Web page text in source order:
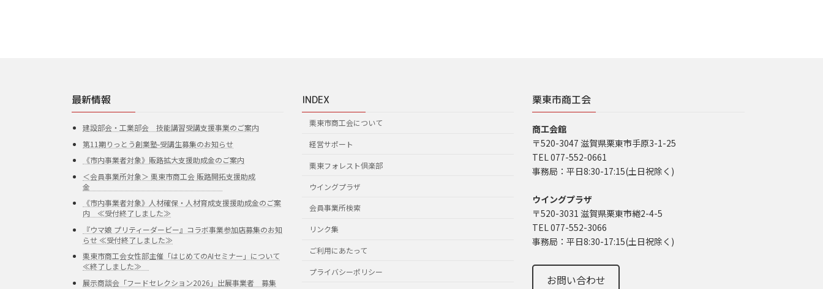
最新情報
建設部会・工業部会 技能講習受講支援事業のご案内
第11期りっとう創業塾-受講生募集のお知らせ
《市内事業者対象》販路拡大支援助成金のご案内
＜会員事業所対象＞ 栗東市商工会 販路開拓支援助成
金
《市内事業者対象》人材確保・人材育成支援援助成金のご案
内 ≪受付終了しました≫
『ウマ娘 プリティーダービー』コラボ事業参加店募集のお知
らせ ≪受付終了しました≫
栗東市商工会女性部主催「はじめてのAIセミナー」について
≪終了しました≫
展示商談会「フードセレクション2026」出展事業者 募集
INDEX
栗東市商工会について
経営サポート
栗東フォレスト倶楽部
ウイングプラザ
会員事業所検索
リンク集
ご利用にあたって
プライバシーポリシー
栗東市商工会
商工会館
〒520-3047 滋賀県栗東市手原3-1-25
TEL 077-552-0661
事務局：平日8:30-17:15(土日祝除く)
ウイングプラザ
〒520-3031 滋賀県栗東市綣2-4-5
TEL 077-552-3066
事務局：平日8:30-17:15(土日祝除く)
お問い合わせ